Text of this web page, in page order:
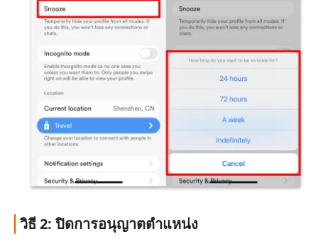
วิธี 2: ปิดการอนุญาตตำแหน่ง